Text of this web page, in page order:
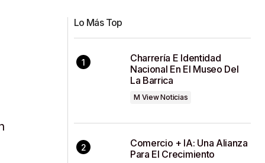
Lo Más Top
Charrería E Identidad
Nacional En El Museo Del
La Barrica
M View Noticias
Comercio + IA: Una Alianza
Para El Crecimiento